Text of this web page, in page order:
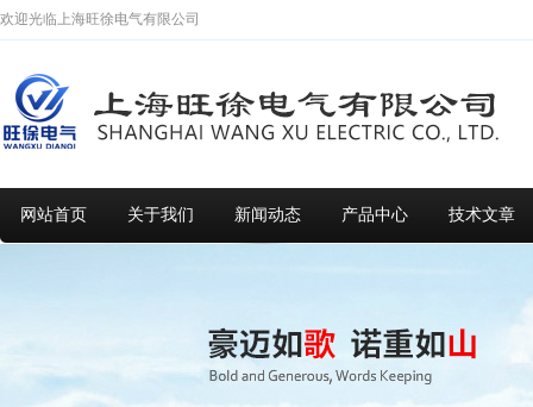
欢迎光临上海旺徐电气有限公司
网站首页 关于我们 新闻动态 产品中心 技术文章